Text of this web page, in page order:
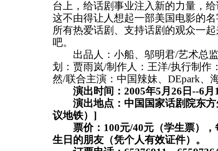
台上，给话剧事业注入新的力量，
这不由得让人想起一部美国电影的
所有热爱话剧、支持话剧的观众一
吧。
出品人：小船、邬明君/艺术总监
划：贾雨岚/制作人：王洋/执行制作
然/联合主演：中国辣妹、DEpark、
演出时间：2005年5月26日--6月
演出地点：中国国家话剧院东方
议地铁）]
票价：100元/40元（学生票），
生日的朋友（凭个人有效证件）。